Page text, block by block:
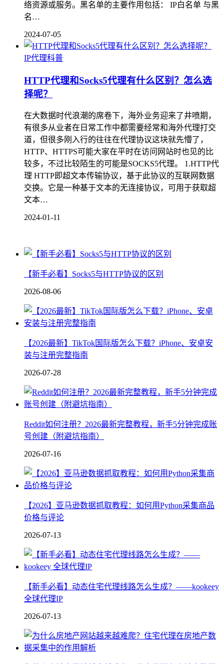
络资源或服务。黑名单的主要作用包括： IP白名单 与黑
名…
2024-07-05
IP代理科普
HTTP代理和Socks5代理有什么区别？怎么选
择呢？
在大数据时代浪潮的席卷下，海外业务迎来了井喷期，
有很多从业者在日常工作中都需要经常和海外代理打交
道，但很多刚入行的往往在代理协议这块就先懵了，
HTTP、HTTPS可能大家在平时在访问网站时也见的比
较多，不过比较陌生的可能是SOCKS5代理。 1.HTTP代
理 HTTP即超文本传输协议，基于此协议的互联网数据
交换。它是一种基于文本的无连接协议，可用于获取超
文本…
2024-01-11
【新手必看】Socks5与HTTP协议的区别
2026-08-06
【2026最新】TikTok国际版怎么下载？iPhone、安卓安
装与注册完整指南
2026-07-28
Reddit如何注册？2026最新完整教程，新手5分钟完成账
号创建（附避坑指南）
2026-07-16
【2026】亚马逊数据抓取教程：如何用Python采集商品
价格与评论
2026-07-13
【新手必看】动态住宅代理线路怎么生成？——kookeey
全球代理IP
2026-07-13